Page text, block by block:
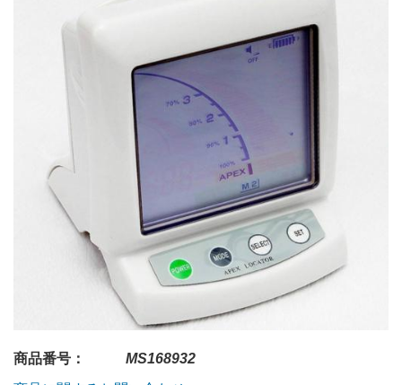
商品番号：
MS168932